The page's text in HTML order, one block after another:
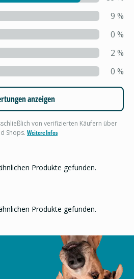
9 %
0 %
2 %
0 %
anzeigen
von verifizierten Käufern über
Shops. Weitere Infos
Produkte gefunden.
Produkte gefunden.